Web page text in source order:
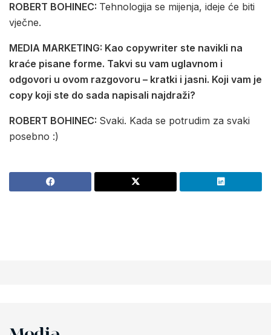
ROBERT BOHINEC: Tehnologija se mijenja, ideje će biti
vječne.
MEDIA MARKETING: Kao copywriter ste navikli na
kraće pisane forme. Takvi su vam uglavnom i
odgovori u ovom razgovoru – kratki i jasni. Koji vam je
copy koji ste do sada napisali najdraži?
ROBERT BOHINEC: Svaki. Kada se potrudim za svaki
posebno :)